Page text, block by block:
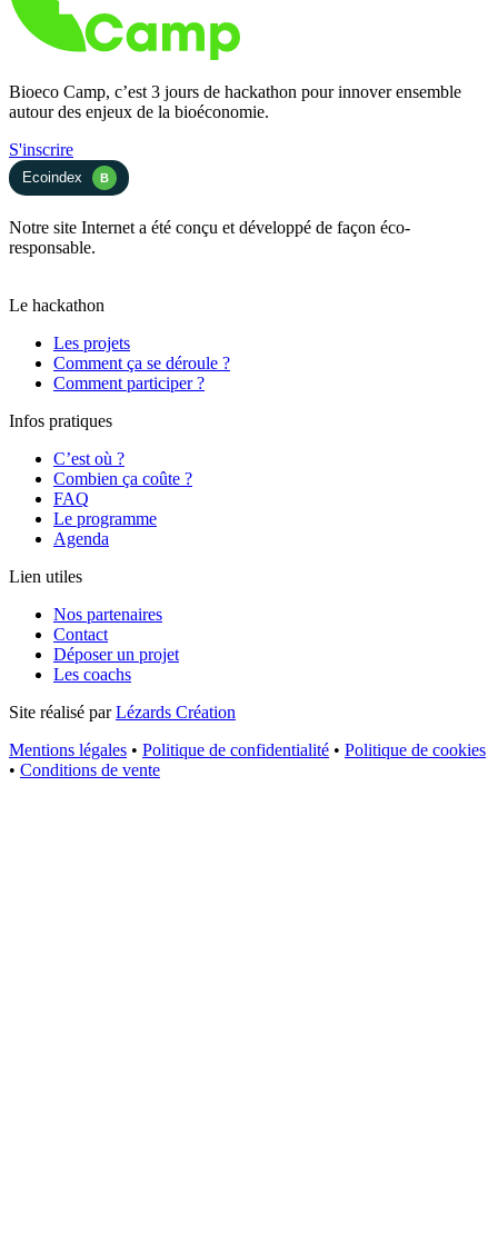
Bioeco Camp, c’est 3 jours de hackathon pour innover ensemble
autour des enjeux de la bioéconomie.
S'inscrire
Ecoindex B
Notre site Internet a été conçu et développé de façon éco-
responsable.
Le hackathon
Les projets
Comment ça se déroule ?
Comment participer ?
Infos pratiques
C’est où ?
Combien ça coûte ?
FAQ
Le programme
Agenda
Lien utiles
Nos partenaires
Contact
Déposer un projet
Les coachs
Site réalisé parLézards Création
Mentions légales • Politique de confidentialité • Politique de cookies
• Conditions de vente